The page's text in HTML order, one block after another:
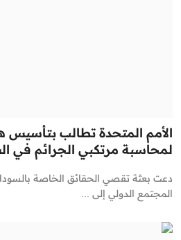
الأمم المتحدة تطالب
لمحاسبة مرتكبي الجرائم في
دعت بعثة تقصي الحقائق الخاصة بالسودان
المجتمع الدولي إلى ...